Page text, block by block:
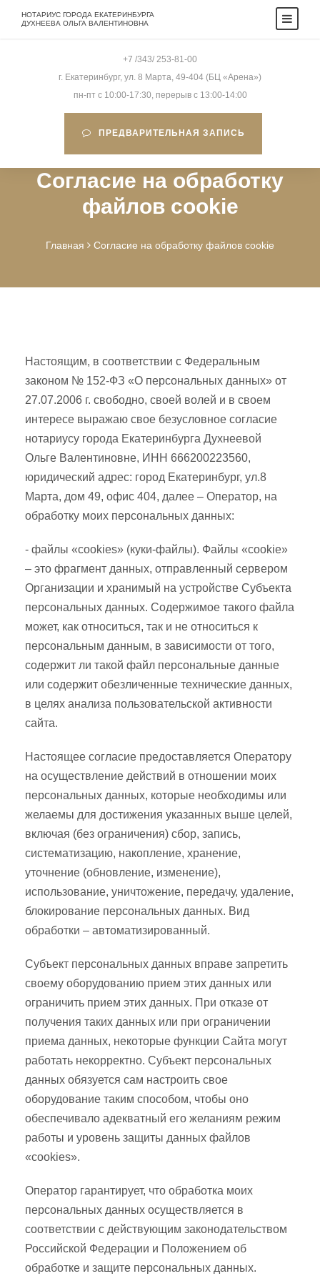
НОТАРИУС ГОРОДА ЕКАТЕРИНБУРГА
ДУХНЕЕВА ОЛЬГА ВАЛЕНТИНОВНА
+7 /343/ 253-81-00
г. Екатеринбург, ул. 8 Марта, 49-404 (БЦ «Арена»)
пн-пт c 10:00-17:30, перерыв c 13:00-14:00
ПРЕДВАРИТЕЛЬНАЯ ЗАПИСЬ
Согласие на обработку
файлов cookie
Главная Согласие на обработку файлов cookie
Настоящим, в соответствии с Федеральным
законом № 152-ФЗ «О персональных данных» от
27.07.2006 г. свободно, своей волей и в своем
интересе выражаю свое безусловное согласие
нотариусу города Екатеринбурга Духнеевой
Ольге Валентиновне, ИНН 666200223560,
юридический адрес: город Екатеринбург, ул.8
Марта, дом 49, офис 404, далее – Оператор, на
обработку моих персональных данных:
- файлы «cookies» (куки-файлы). Файлы «cookie»
– это фрагмент данных, отправленный сервером
Организации и хранимый на устройстве Субъекта
персональных данных. Содержимое такого файла
может, как относиться, так и не относиться к
персональным данным, в зависимости от того,
содержит ли такой файл персональные данные
или содержит обезличенные технические данных,
в целях анализа пользовательской активности
сайта.
Настоящее согласие предоставляется Оператору
на осуществление действий в отношении моих
персональных данных, которые необходимы или
желаемы для достижения указанных выше целей,
включая (без ограничения) сбор, запись,
систематизацию, накопление, хранение,
уточнение (обновление, изменение),
использование, уничтожение, передачу, удаление,
блокирование персональных данных. Вид
обработки – автоматизированный.
Субъект персональных данных вправе запретить
своему оборудованию прием этих данных или
ограничить прием этих данных. При отказе от
получения таких данных или при ограничении
приема данных, некоторые функции Сайта могут
работать некорректно. Субъект персональных
данных обязуется сам настроить свое
оборудование таким способом, чтобы оно
обеспечивало адекватный его желаниям режим
работы и уровень защиты данных файлов
«cookies».
Оператор гарантирует, что обработка моих
персональных данных осуществляется в
соответствии с действующим законодательством
Российской Федерации и Положением об
обработке и защите персональных данных.